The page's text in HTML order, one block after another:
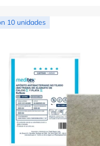
10 unidades